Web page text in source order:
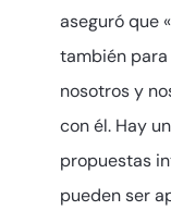
aseguró que
también
nosotros y
con él. Hay
propuestas
pueden ser